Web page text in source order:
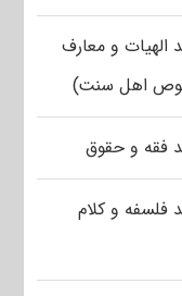
الهیات و معارف
اهل سنت)
فقه و حقوق
فلسفه و کلام